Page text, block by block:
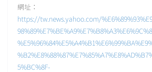
網址：
https://tw.news.yahoo.com/
5%BC%8F-